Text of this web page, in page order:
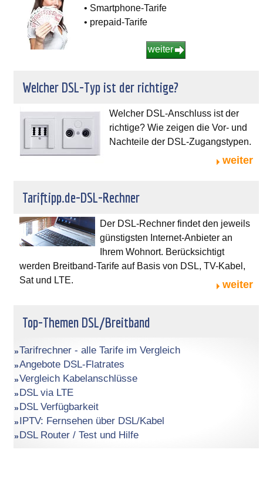
• Smartphone-Tarife
• prepaid-Tarife
weiter
Welcher DSL-Typ ist der richtige?
Welcher DSL-Anschluss ist der
richtige? Wie zeigen die Vor- und
Nachteile der DSL-Zugangstypen.
weiter
Tariftipp.de-DSL-Rechner
Der DSL-Rechner findet den jeweils
günstigsten Internet-Anbieter an
Ihrem Wohnort. Berücksichtigt
werden Breitband-Tarife auf Basis von DSL, TV-Kabel,
Sat und LTE.
weiter
Top-Themen DSL/Breitband
Tarifrechner - alle Tarife im Vergleich
Angebote DSL-Flatrates
Vergleich Kabelanschlüsse
DSL via LTE
DSL Verfügbarkeit
IPTV: Fernsehen über DSL/Kabel
DSL Router / Test und Hilfe